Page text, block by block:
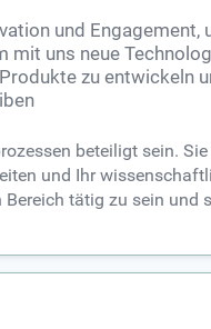
und Engagement,
mit uns neue
zu entwickeln
beteiligt sein.
und Ihr
Bereich tätig zu sein und